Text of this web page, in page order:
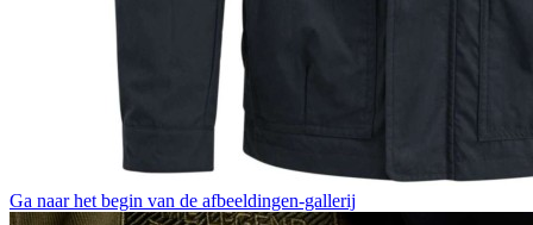
Ga naar het begin van de afbeeldingen-gallerij